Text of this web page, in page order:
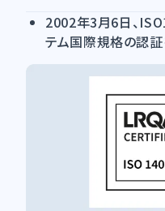
2002年3月6日、
テム国際規格の認